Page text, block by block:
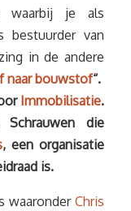
waarbij je als
bestuurder van
in de andere
naar bouwstof“.
Immobilisatie.
die
, een organisatie
is.
waaronder Chris